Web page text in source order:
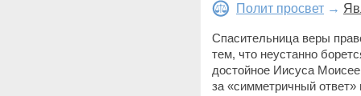
Полит просвет →
Спасительница веры
тем, что неустанно
достойное Иисуса
за «симметричный